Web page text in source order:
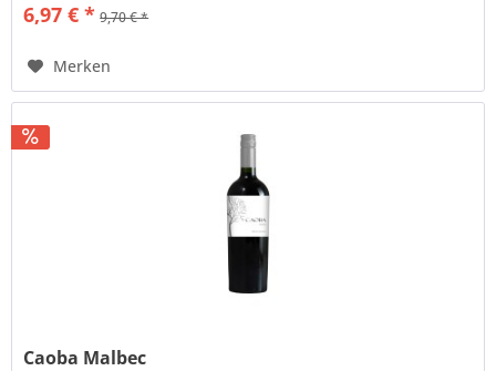
6,97 € * 9,70 € *
Merken
Caoba Malbec